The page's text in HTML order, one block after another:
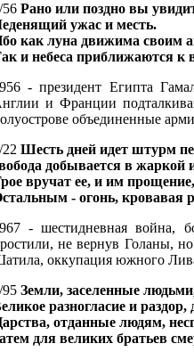
56Рано или поздно вы
ужас и месть.
как луна движима своим
и небеса приближаются к
- президент Египта
и Франции
объединенные
Шесть дней идет штурм
добывается в жаркой
вручат ее, и им прощение,
- огонь, кровавая
- шестидневная война,
не вернув Голаны,
оккупация южного
95 Земли, заселенные
разногласие и
отданные людям,
для великих братьев